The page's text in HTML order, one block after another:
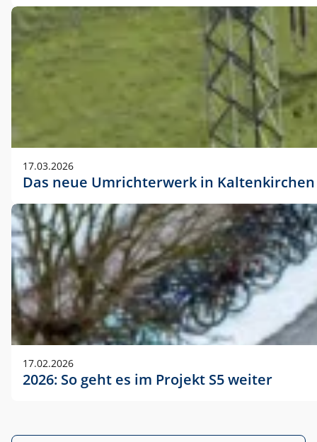
17.03.2026
Das neue Umrichterwerk in Kaltenkirchen
17.02.2026
2026: So geht es im Projekt S5 weiter